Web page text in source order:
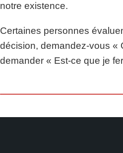
notre existence.
Certaines personnes
décision, demandez-vous «
demander « Est-ce que je